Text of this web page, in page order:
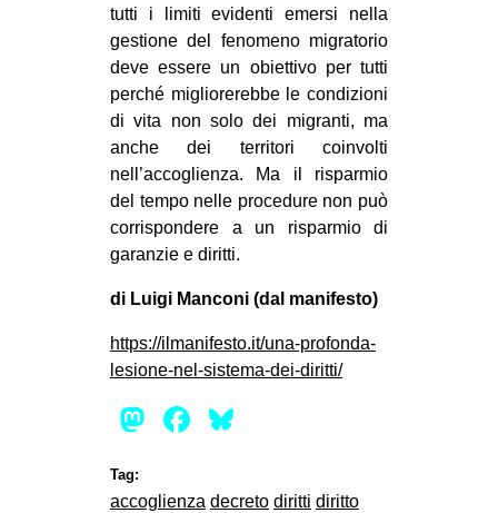
tutti i limiti evidenti emersi nella
gestione del fenomeno migratorio
deve essere un obiettivo per tutti
perché migliorerebbe le condizioni
di vita non solo dei migranti, ma
anche dei territori coinvolti
nell’accoglienza. Ma il risparmio
del tempo nelle procedure non può
corrispondere a un risparmio di
garanzie e diritti.
di Luigi Manconi (dal manifesto)
https://ilmanifesto.it/una-profonda-
lesione-nel-sistema-dei-diritti/
Mastodon
Facebook
Tag:
accoglienza decreto diritti diritto